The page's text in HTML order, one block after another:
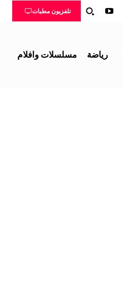
تلفزيون مطبات
رياضة مسلسلات وافلام